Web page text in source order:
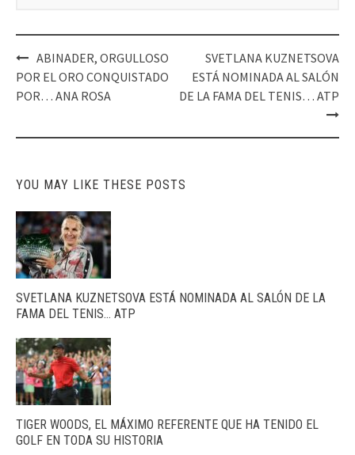
Post
navigation
ABINADER, ORGULLOSO
POR EL ORO CONQUISTADO
POR… ANA ROSA
SVETLANA KUZNETSOVA
ESTÁ NOMINADA AL SALÓN
DE LA FAMA DEL TENIS… ATP
YOU MAY LIKE THESE POSTS
SVETLANA KUZNETSOVA ESTÁ NOMINADA AL SALÓN DE LA
FAMA DEL TENIS… ATP
TIGER WOODS, EL MÁXIMO REFERENTE QUE HA TENIDO EL
GOLF EN TODA SU HISTORIA